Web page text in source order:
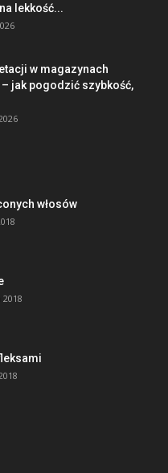
lekkość...
w magazynach
jak pogodzić szybkość,
włosów